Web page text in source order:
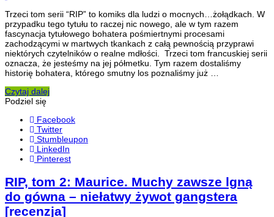
Trzeci tom serii “RIP” to komiks dla ludzi o mocnych…żołądkach. W
przypadku tego tytułu to raczej nic nowego, ale w tym razem
fascynacja tytułowego bohatera pośmiertnymi procesami
zachodzącymi w martwych tkankach z całą pewnością przyprawi
niektórych czytelników o realne mdłości. Trzeci tom francuskiej serii
oznacza, że jesteśmy na jej półmetku. Tym razem dostaliśmy
historię bohatera, którego smutny los poznaliśmy już …
Czytaj dalej
Podziel się
Facebook
Twitter
Stumbleupon
LinkedIn
Pinterest
RIP, tom 2: Maurice. Muchy zawsze lgną
do gówna – niełatwy żywot gangstera
[recenzja]